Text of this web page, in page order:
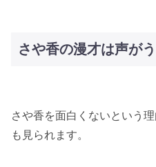
さや香の漫才は声が
さや香を面白くないという
も見られます。